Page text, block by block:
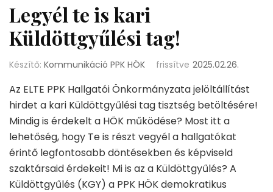
Legyél te is kari
Küldöttgyűlési tag!
Készítő: Kommunikáció PPK HÖK frissítve 2025.02.26.
Az ELTE PPK Hallgatói Önkormányzata jelöltállítást
hirdet a kari Küldöttgyűlési tag tisztség betöltésére!
Mindig is érdekelt a HÖK működése? Most itt a
lehetőség, hogy Te is részt vegyél a hallgatókat
érintő legfontosabb döntésekben és képviseld
szaktársaid érdekeit! Mi is az a Küldöttgyűlés? A
Küldöttgyűlés (KGY) a PPK HÖK demokratikus